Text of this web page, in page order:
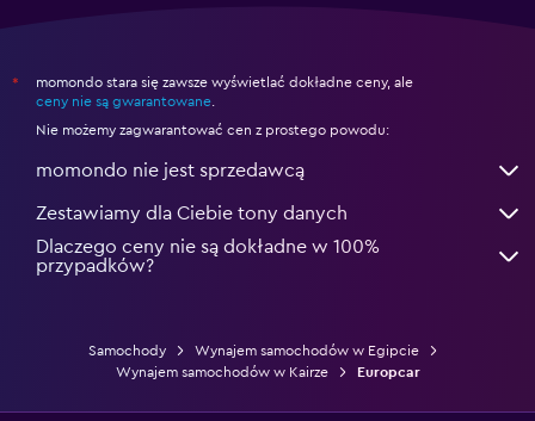
*
momondo stara się zawsze wyświetlać dokładne ceny, ale
ceny nie są gwarantowane.
Nie możemy zagwarantować cen z prostego powodu:
momondo nie jest sprzedawcą
Zestawiamy dla Ciebie tony danych
Dlaczego ceny nie są dokładne w 100%
przypadków?
Samochody
Wynajem samochodów w Egipcie
Wynajem samochodów w Kairze
Europcar